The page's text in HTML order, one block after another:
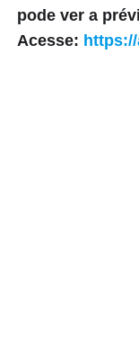
pode ver a
Acesse: